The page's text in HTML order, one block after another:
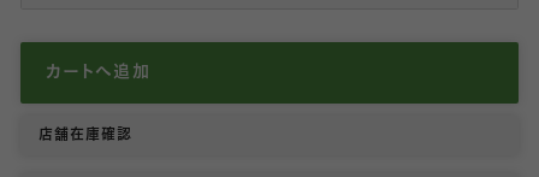
カートへ追加
店舗在庫確認